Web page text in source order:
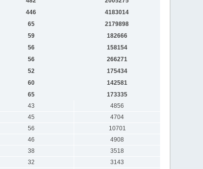
446
4183014
65
2179898
59
182666
56
158154
56
266271
52
175434
60
142581
65
173335
43
4856
45
4704
56
10701
46
4908
38
3518
32
3143